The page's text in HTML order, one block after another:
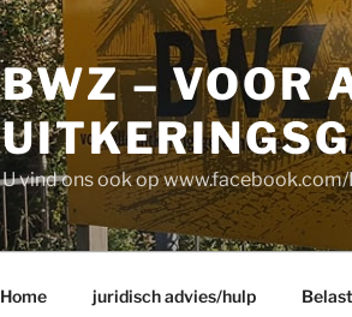
BWZ – VOOR
U vind ons ook op
Home juridisch advies/hulp